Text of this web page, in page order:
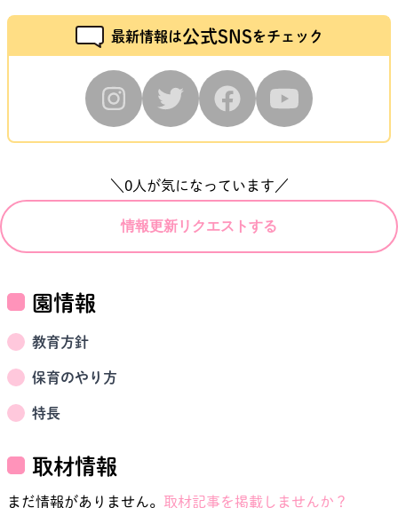
最新情報は公式SNSをチェック
＼ 0人が気になっています／
情報更新リクエストする
園情報
教育方針
保育のやり方
特長
取材情報
まだ情報がありません。 取材記事を掲載しませんか？